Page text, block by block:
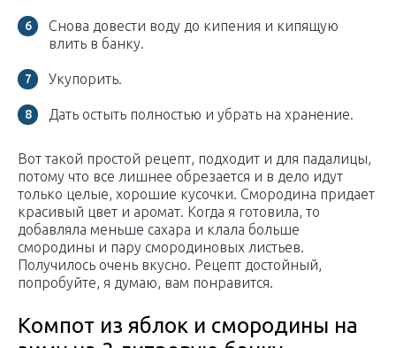
Снова довести воду до кипения и кипящую
влить в банку.
Укупорить.
Дать остыть полностью и убрать на хранение.
Вот такой простой рецепт, подходит и для падалицы,
потому что все лишнее обрезается и в дело идут
только целые, хорошие кусочки. Смородина придает
красивый цвет и аромат. Когда я готовила, то
добавляла меньше сахара и клала больше
смородины и пару смородиновых листьев.
Получилось очень вкусно. Рецепт достойный,
попробуйте, я думаю, вам понравится.
Компот из яблок и смородины на